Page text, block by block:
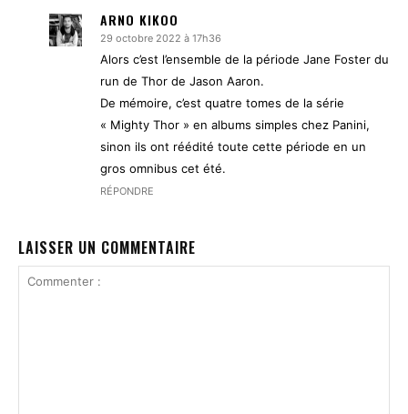
ARNO KIKOO
29 octobre 2022 à 17h36
Alors c’est l’ensemble de la période Jane Foster du
run de Thor de Jason Aaron.
De mémoire, c’est quatre tomes de la série
« Mighty Thor » en albums simples chez Panini,
sinon ils ont réédité toute cette période en un
gros omnibus cet été.
RÉPONDRE
LAISSER UN COMMENTAIRE